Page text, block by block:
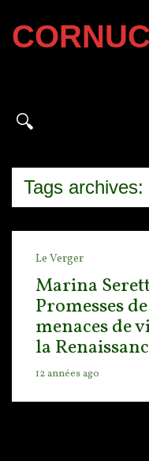
Tags
Le Verger
Marina
Promesses
menaces de
la
12 années ago